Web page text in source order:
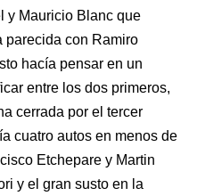
y Mauricio Blanc que
parecida con Ramiro
hacía pensar en un
entre los dos primeros,
cerrada por el tercer
cuatro autos en menos de
Etchepare y Martin
y el gran susto en la